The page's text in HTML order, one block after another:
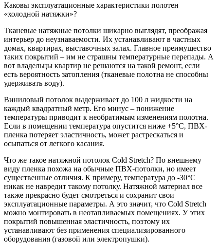
Каковы эксплуатационные характеристики полотен
«холодной натяжки»?
Тканевые натяжные потолки шикарно выглядят, преображая
интерьер до неузнаваемости. Их устанавливают в частных
домах, квартирах, выставочных залах. Главное преимущество
таких покрытий – им не страшны температурные перепады. А
вот владельцы квартир не решаются на такой ремонт, если
есть вероятность затопления (тканевые полотна не способны
удерживать воду).
Виниловый потолок выдерживает до 100 л жидкости на
каждый квадратный метр. Его минус – понижение
температуры приводит к необратимым изменениям полотна.
Если в помещении температура опустится ниже +5°C, ПВХ-
пленка потеряет эластичность, может растрескаться и
осыпаться от легкого касания.
Что же такое натяжной потолок Cold Stretch? По внешнему
виду пленка похожа на обычные ПВХ-потолки, но имеет
существенные отличия. К примеру, температура до -30°C
никак не навредит такому потолку. Натяжной материал все
также прекрасно будет смотреться и сохранит свои
эксплуатационные параметры. А это значит, что Cold Stretch
можно монтировать в неотапливаемых помещениях. У этих
покрытий повышенная эластичность, поэтому их
устанавливают без применения специализированного
оборудования (газовой или электропушки).